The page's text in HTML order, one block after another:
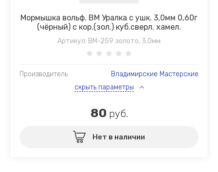
Мормышка вольф. ВМ Уралка с ушк. 3,0мм 0,60г
(чёрный) с кор.(зол.) куб.сверл. хамел.
Артикул: ВМ-259 золото, 3,0мм
Производитель
Владимирские Мастерские
скрыть параметры
80 руб.
Нет в наличии